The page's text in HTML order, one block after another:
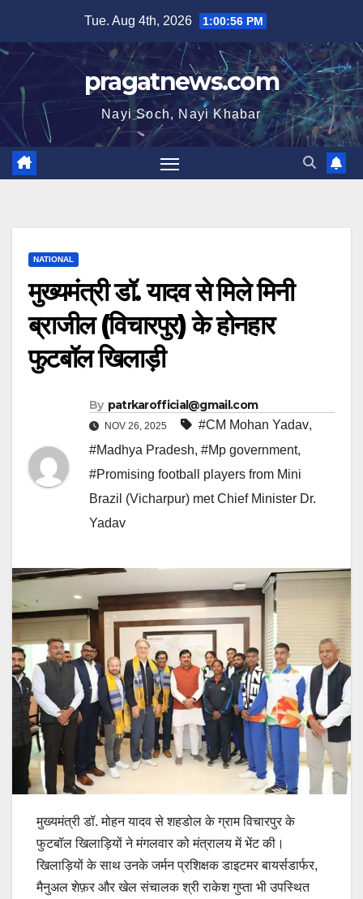
content
Tue. Aug 4th, 2026 1:00:57 PM
pragatnews.com
Nayi Soch, Nayi Khabar
NATIONAL
मुख्यमंत्री डॉ. यादव से मिले मिनी
ब्राजील (विचारपुर) के होनहार
फुटबॉल खिलाड़ी
By patrkarofficial@gmail.com
NOV 26, 2025 #CM Mohan Yadav,
#Madhya Pradesh, #Mp government,
#Promising football players from Mini
Brazil (Vicharpur) met Chief Minister Dr.
Yadav
मुख्यमंत्री डॉ. मोहन यादव से शहडोल के ग्राम विचारपुर के
फुटबॉल खिलाड़ियों ने मंगलवार को मंत्रालय में भेंट की।
खिलाड़ियों के साथ उनके जर्मन प्रशिक्षक डाइटमर बायर्सडार्फर,
मैनुअल शेफ़र और खेल संचालक श्री राकेश गुप्ता भी उपस्थित